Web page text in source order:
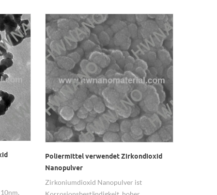
unter
es ist
das
hat eine
sehr
und
bei
und
Poliermittel verwendet Zirkondioxid
Nanopulver
Zirkoniumdioxid Nanopulver ist